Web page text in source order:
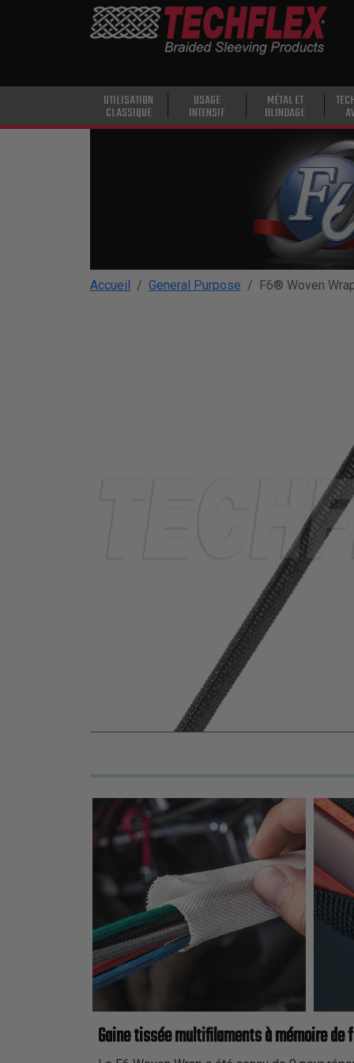
INTENSIF
TEMPÉRATURE
UTILISATION
CLASSIQUE
USAGE
INTENSIF
MÉTAL ET
BLINDAGE
Accueil General Purpose F6® Woven
Gaine tissée multifilaments à mémoire de